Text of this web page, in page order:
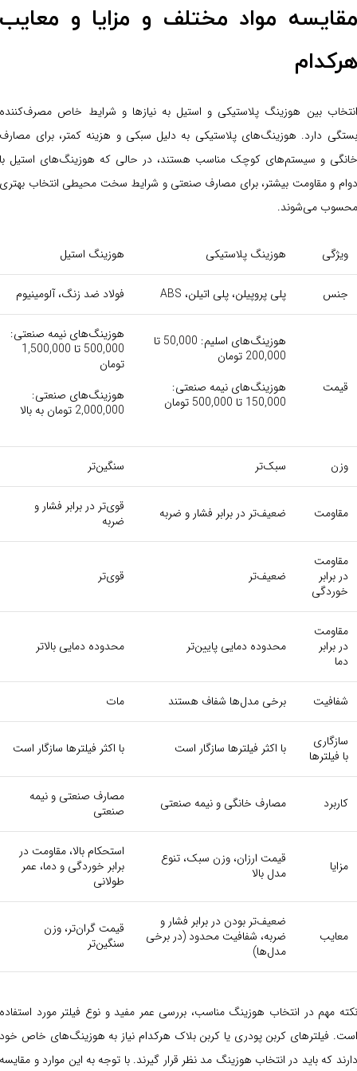
مقایسه مواد مختلف و مزایا و معایب
هرکدام
انتخاب بین هوزینگ پلاستیکی و استیل به نیازها و شرایط خاص مصرف‌کننده
بستگی دارد. هوزینگ‌های پلاستیکی به دلیل سبکی و هزینه کمتر، برای مصارف
خانگی و سیستم‌های کوچک مناسب هستند، در حالی که هوزینگ‌های استیل با
دوام و مقاومت بیشتر، برای مصارف صنعتی و شرایط سخت محیطی انتخاب بهتری
محسوب می‌شوند.
ویژگی هوزینگ پلاستیکی هوزینگ استیل
جنس پلی پروپیلن، پلی اتیلن، ABS فولاد ضد زنگ، آلومینیوم
قیمت
هوزینگ‌های اسلیم: 50,000 تا
200,000 تومان
هوزینگ‌های نیمه صنعتی:
150,000 تا 500,000 تومان
هوزینگ‌های نیمه صنعتی:
500,000 تا 1,500,000
تومان
هوزینگ‌های صنعتی:
2,000,000 تومان به بالا
وزن سبک‌تر سنگین‌تر
مقاومت ضعیف‌تر در برابر فشار و ضربه
قوی‌تر در برابر فشار و
ضربه
مقاومت
در برابر
خوردگی
ضعیف‌تر قوی‌تر
مقاومت
در برابر
دما
محدوده دمایی پایین‌تر محدوده دمایی بالاتر
شفافیت برخی مدل‌ها شفاف هستند مات
سازگاری
با فیلترها
با اکثر فیلترها سازگار است با اکثر فیلترها سازگار است
کاربرد مصارف خانگی و نیمه صنعتی
مصارف صنعتی و نیمه
صنعتی
مزایا
قیمت ارزان، وزن سبک، تنوع
مدل بالا
استحکام بالا، مقاومت در
برابر خوردگی و دما، عمر
طولانی
معایب
ضعیف‌تر بودن در برابر فشار و
ضربه، شفافیت محدود (در برخی
مدل‌ها)
قیمت گران‌تر، وزن
سنگین‌تر
نکته مهم در انتخاب هوزینگ مناسب، بررسی عمر مفید و نوع فیلتر مورد استفاده
است. فیلترهای کربن پودری یا کربن بلاک هرکدام نیاز به هوزینگ‌های خاص خود
دارند که باید در انتخاب هوزینگ مد نظر قرار گیرند. با توجه به این موارد و مقایسه